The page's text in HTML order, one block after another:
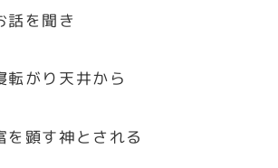
話を聞き
転がり天井から
を顕す神とされる